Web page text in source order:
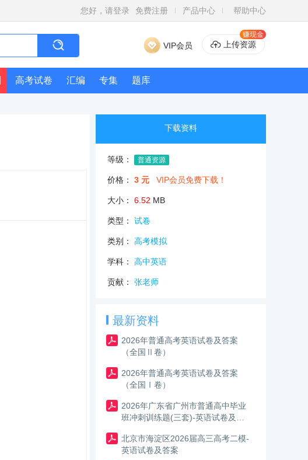
您好，请登录 免费注册 产品中心 帮助中心
VIP会员 上传资源
赚现金
高考试卷 汇编 专集 题库
下载资料
等级： 普通资源
价格： 3 元 VIP会员免费下载！
大小： 6.52 MB
类型： 试卷
类别： 高考模拟
学科： 高中英语
贡献： 张老师
最新资料
2026年普通高考英语试卷及答案
（全国Ⅱ卷）
2026年普通高考英语试卷及答案
（全国Ⅰ卷）
2026年广东省广州市普通高中毕业
班冲刺训练题(三套)-英语试卷及答
北京市海淀区2026届高三高考二模-
英语试卷及答案